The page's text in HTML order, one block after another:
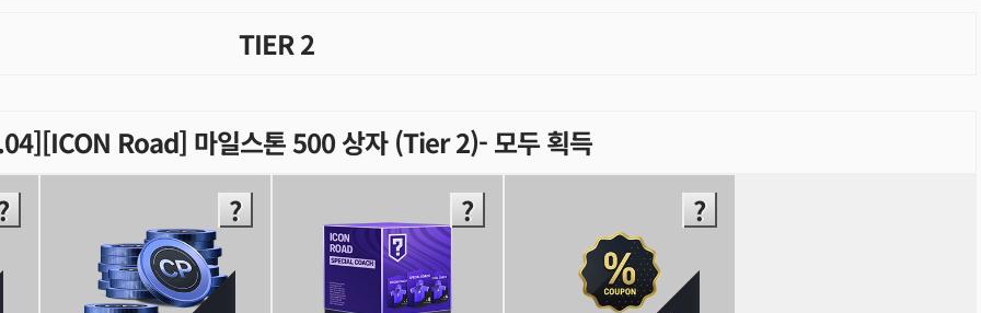
TIER 2
Road] 마일스톤 500 상자 (Tier 2)- 모두 획득